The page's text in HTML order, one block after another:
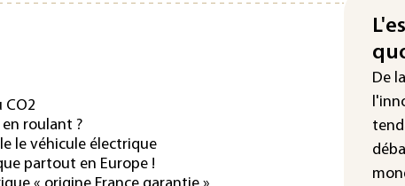
CO2
roulant ?
le véhicule électrique
partout en Europe !
Sri
De